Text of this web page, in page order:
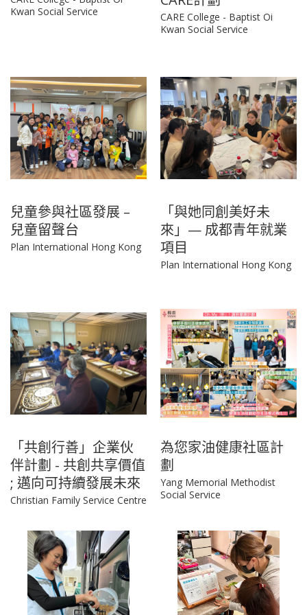
Kwan Social Service
CARE College - Baptist Oi
Kwan Social Service
兒童參與社區發展 –
兒童留聲台
Plan International Hong Kong
「與她同創美好未
來」— 成都青年就業
項目
Plan International Hong Kong
「共創行善」企業伙
伴計劃 - 共創共享價值
; 邁向可持續發展未來
Christian Family Service Centre
為您家油健康社區計
劃
Yang Memorial Methodist
Social Service